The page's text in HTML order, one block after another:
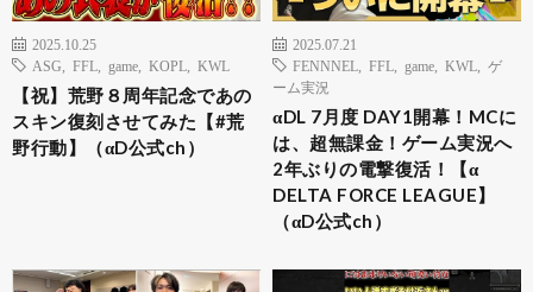
2025.10.25
ASG
FFL game KOPL KWL
【祝】荒野８周年記念であの
スキン復刻させてみた【#荒
野行動】（αD公式ch）
2025.07.21
FENNNEL
FFL game KWL
ゲ
ーム実況
αDL 7月度 DAY1開幕！MCに
は、超無課金！ゲーム実況へ
2年ぶりの電撃復活！【α
DELTA FORCE LEAGUE】
（αD公式ch）